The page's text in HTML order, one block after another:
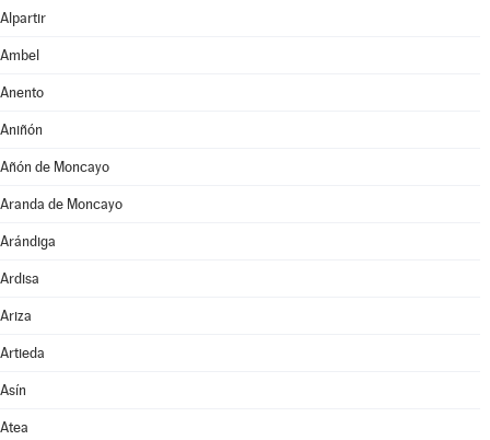
Alpartir
Ambel
Anento
Aniñón
Añón de Moncayo
Aranda de Moncayo
Arándiga
Ardisa
Ariza
Artieda
Asín
Atea